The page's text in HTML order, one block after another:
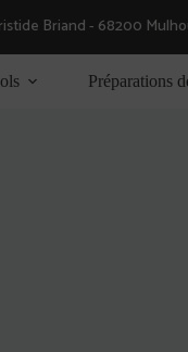
Briand - 68200
Préparations